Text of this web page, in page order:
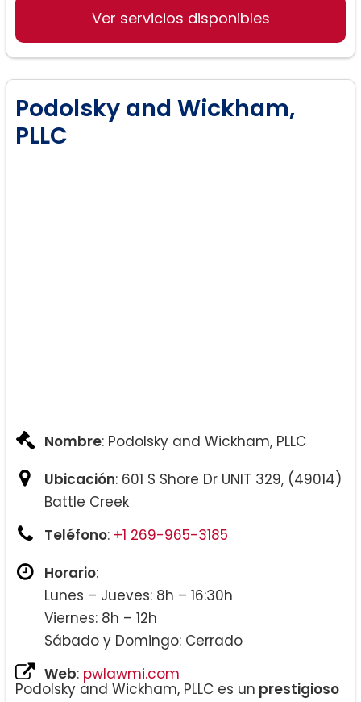
Negociaciones de ayuda financiera
Ver servicios disponibles
Podolsky and Wickham,
PLLC
Nombre: Podolsky and Wickham, PLLC
Ubicación: 601 S Shore Dr UNIT 329, (49014)
Battle Creek
Teléfono: +1 269-965-3185
Horario:
Lunes – Jueves: 8h – 16:30h
Viernes: 8h – 12h
Sábado y Domingo: Cerrado
Web: pwlawmi.com
Podolsky and Wickham, PLLC es un prestigioso